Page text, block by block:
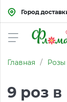
Город
Главная / Розы
9 роз